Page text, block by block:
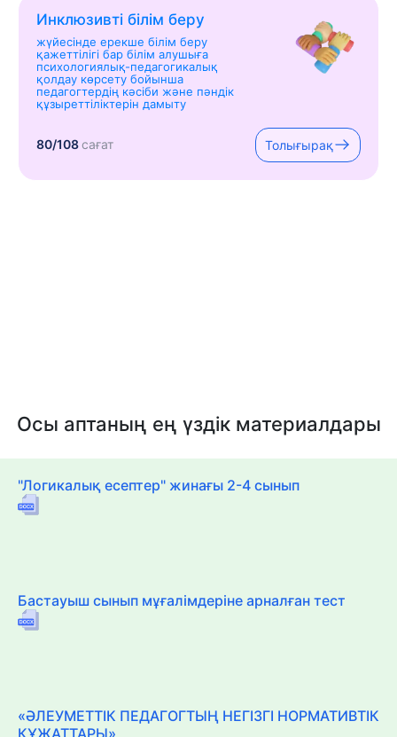
Инклюзивті білім беру
жүйесінде ерекше білім беру
қажеттілігі бар білім алушыға
психологиялық-педагогикалық
қолдау көрсету бойынша
педагогтердің кәсіби және пәндік
құзыреттіліктерін дамыту
80/108сағат Толығырақ
Осы аптаның ең үздік материалдары
"Логикалық есептер" жинағы 2-4 сынып
Бастауыш сынып мұғалімдеріне арналған тест
«ӘЛЕУМЕТТІК ПЕДАГОГТЫҢ НЕГІЗГІ НОРМАТИВТІК
ҚҰЖАТТАРЫ»